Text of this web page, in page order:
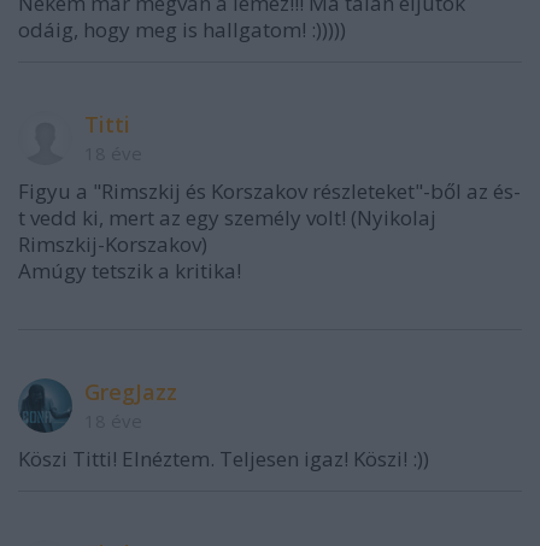
odáig, hogy meg is hallgatom! :)))))
Titti
Figyu a "Rimszkij és Korszakov részleteket"-ből az és-
t vedd ki, mert az egy személy volt! (Nyikolaj
Rimszkij-Korszakov)
Amúgy tetszik a kritika!
GregJazz
Köszi Titti! Elnéztem. Teljesen igaz! Köszi! :))